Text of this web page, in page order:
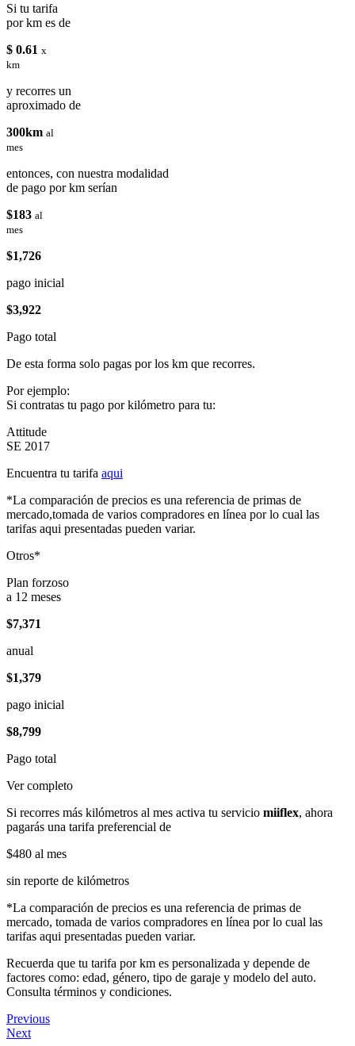
Si tu tarifa
por km es de
$ 0.61 x
km
y recorres un
aproximado de
300km al
mes
entonces, con nuestra modalidad
de pago por km serían
$183 al
mes
$1,726
pago inicial
$3,922
Pago total
De esta forma solo pagas por los km que recorres.
Por ejemplo:
Si contratas tu pago por kilómetro para tu:
Attitude
SE 2017
Encuentra tu tarifa aqui
*La comparación de precios es una referencia de primas de
mercado,tomada de varios compradores en línea por lo cual las
tarifas aqui presentadas pueden variar.
Otros*
Plan forzoso
a 12 meses
$7,371
anual
$1,379
pago inicial
$8,799
Pago total
Ver completo
Si recorres más kilómetros al mes activa tu servicio miiflex, ahora
pagarás una tarifa preferencial de
$480 al mes
sin reporte de kilómetros
*La comparación de precios es una referencia de primas de
mercado, tomada de varios compradores en línea por lo cual las
tarifas aqui presentadas pueden variar.
Recuerda que tu tarifa por km es personalizada y depende de
factores como: edad, género, tipo de garaje y modelo del auto.
Consulta términos y condiciones.
Previous
Next